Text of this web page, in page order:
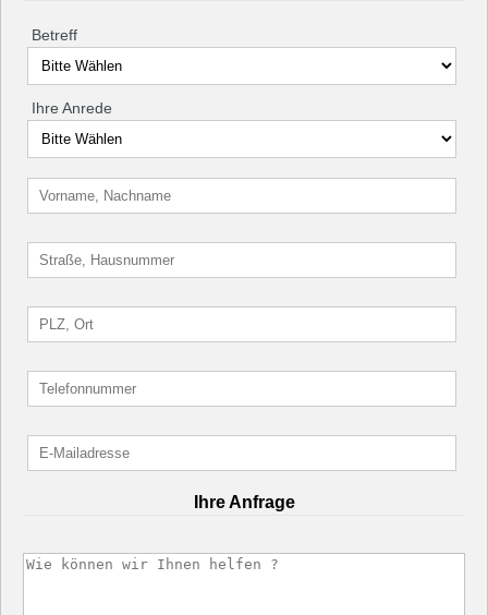
Betreff
Ihre Anrede
Ihre Anfrage